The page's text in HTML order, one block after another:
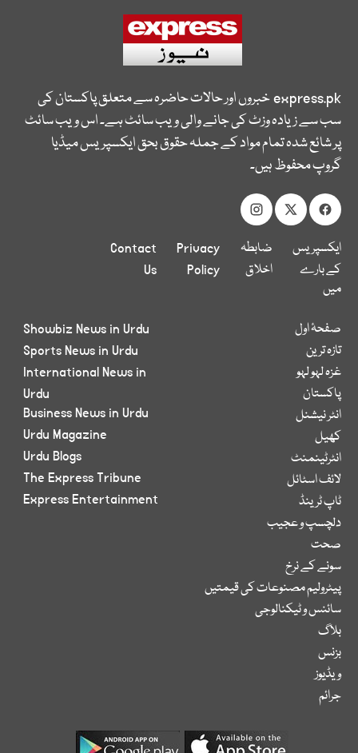
express.pkخبروں اور حالات حاضرہ سے متعلق پاکستان کی
سب سے زیادہ وزٹ کی جانے والی ویب سائٹ ہے۔ اس ویب سائٹ
پر شائع شدہ تمام مواد کے جملہ حقوق بحق ایکسپریس میڈیا
گروپ محفوظ ہیں۔
ایکسپریس
کے بارے
میں
ضابطہ
اخلاق
Privacy
Policy
Contact
Us
صفحۂ اول
تازہ ترین
غزہ لہو لہو
پاکستان
انٹر نیشنل
کھیل
انٹرٹینمنٹ
لائف اسٹائل
ٹاپ ٹرینڈ
دلچسپ و عجیب
صحت
سونے کے نرخ
پیٹرولیم مصنوعات کی قیمتیں
سائنس و ٹیکنالوجی
بلاگ
بزنس
ویڈیوز
جرائم
Showbiz News in Urdu
Sports News in Urdu
International News in
Urdu
Business News in Urdu
Urdu Magazine
Urdu Blogs
The Express Tribune
Express Entertainment